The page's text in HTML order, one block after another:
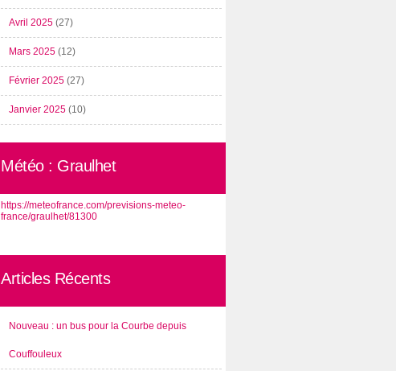
Avril 2025 (27)
Mars 2025 (12)
Février 2025 (27)
Janvier 2025 (10)
Météo : Graulhet
https://meteofrance.com/previsions-meteo-
france/graulhet/81300
Articles Récents
Nouveau : un bus pour la Courbe depuis
Couffouleux